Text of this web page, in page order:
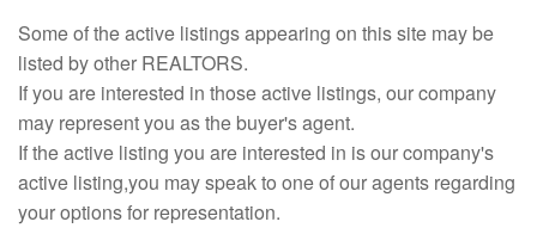
Some of the active listings appearing on this site may be
listed by other REALTORS.
If you are interested in those active listings, our company
may represent you as the buyer's agent.
If the active listing you are interested in is our company's
active listing,you may speak to one of our agents regarding
your options for representation.